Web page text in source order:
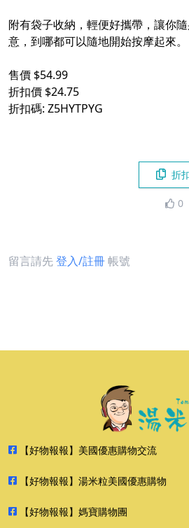
附有袋子收納，輕便好攜帶，讓你
意，到哪都可以隨地開始按摩起來。
售價 $54.99
折扣價 $24.75
折扣碼: Z5HYTPYG
折
0
留言請先登入/註冊帳號
【好物報報】美國優惠購物交流
【好物報報】湯米粒美國優惠購物
【好物報報】媽寶購物團